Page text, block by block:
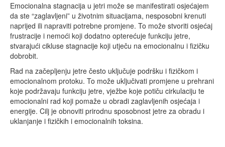
Emocionalna stagnacija u jetri može se manifestirati osjećajem
da ste “zaglavljeni” u životnim situacijama, nesposobni krenuti
naprijed ili napraviti potrebne promjene. To može stvoriti osjećaj
frustracije i nemoći koji dodatno opterećuje funkciju jetre,
stvarajući cikluse stagnacije koji utječu na emocionalnu i fizičku
dobrobit.
Rad na začepljenju jetre često uključuje podršku i fizičkom i
emocionalnom protoku. To može uključivati promjene u prehrani
koje podržavaju funkciju jetre, vježbe koje potiču cirkulaciju te
emocionalni rad koji pomaže u obradi zaglavljenih osjećaja i
energije. Cilj je obnoviti prirodnu sposobnost jetre za obradu i
uklanjanje i fizičkih i emocionalnih toksina.